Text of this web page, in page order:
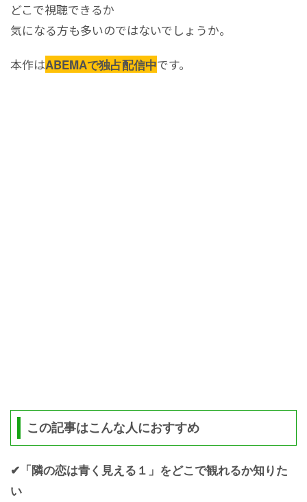
どこで視聴できるか
気になる方も多いのではないでしょうか。
本作はABEMAで独占配信中です。
この記事はこんな人におすすめ
✔「隣の恋は青く見える１」をどこで観れるか知りた
い